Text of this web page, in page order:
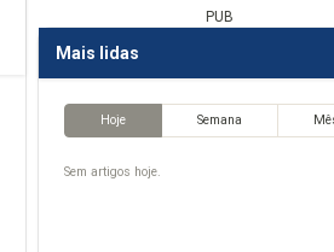
PUB
Mais lidas
Hoje Semana
Sem artigos hoje.